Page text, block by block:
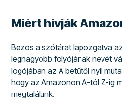
Miért hívják
Bezos a szótárat lapozgatva
legnagyobb folyójának nevét
logójában az A betűtől nyíl
hogy az Amazonon A-tól Z-ig
megtalálunk.